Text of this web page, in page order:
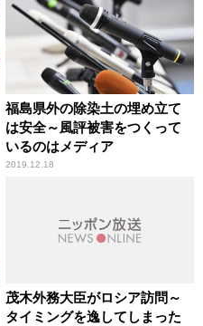
福島県外の除染土の埋め立て
は安全～風評被害をつくって
いるのはメディア
2019.12.18
茂木外務大臣がロシア訪問～
タイミングを逸してしまった